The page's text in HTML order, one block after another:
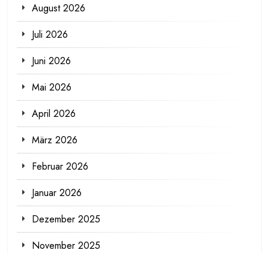
August 2026
Juli 2026
Juni 2026
Mai 2026
April 2026
März 2026
Februar 2026
Januar 2026
Dezember 2025
November 2025